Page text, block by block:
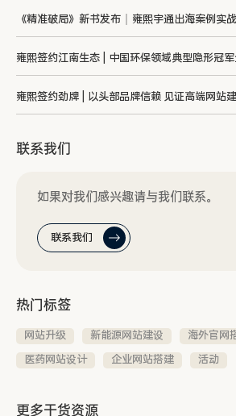
《精准破局》新书发布｜雍熙宇通出海案例实
雍熙签约江南生态 | 中国环保领域典型隐形冠
雍熙签约劲牌 | 以头部品牌信赖 见证高端网站
联系我们
如果对我们感兴趣请与我们联系。
联系我们
热门标签
网站升级 新能源网站建设
海外官网
医药网站设计
企业网站搭建 活动
更多干货资源